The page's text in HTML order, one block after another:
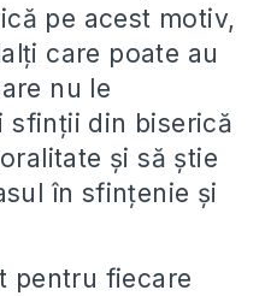
pe acest motiv,
care poate au
nu le
sfinții din biserică
și să știe
în sfințenie și
pentru fiecare